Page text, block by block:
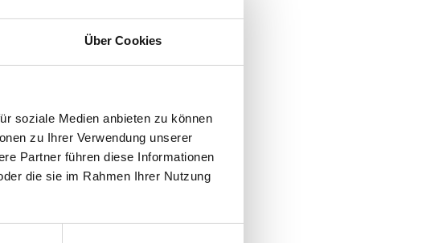
Über Cookies
soziale Medien anbieten zu können
zu Ihrer Verwendung unserer
Partner führen diese Informationen
die sie im Rahmen Ihrer Nutzung